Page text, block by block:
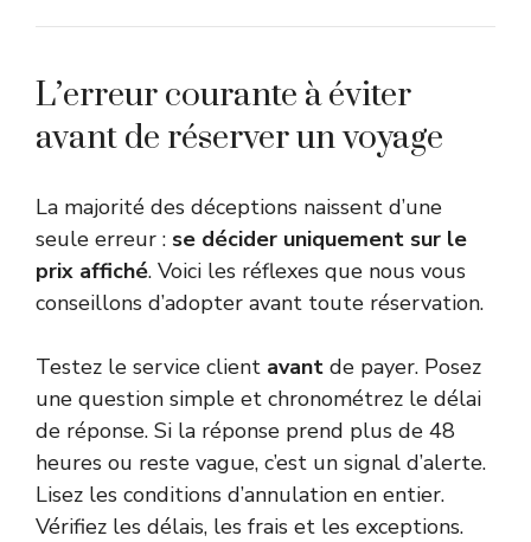
L’erreur courante à éviter
avant de réserver un voyage
La majorité des déceptions naissent d’une
seule erreur : se décider uniquement sur le
prix affiché. Voici les réflexes que nous vous
conseillons d’adopter avant toute réservation.
Testez le service client avant de payer. Posez
une question simple et chronométrez le délai
de réponse. Si la réponse prend plus de 48
heures ou reste vague, c’est un signal d’alerte.
Lisez les conditions d’annulation en entier.
Vérifiez les délais, les frais et les exceptions.